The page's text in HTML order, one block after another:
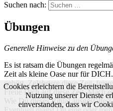
Suchen nach:
Übungen
Generelle Hinweise zu den
Es ist ratsam die Übungen
Zeit als kleine Oase nur für
gehört. Zelebriere diese Zeit,
Freue Dich auf diese Zeit. Mach
Wie Du dieses Ritual
Cookies erleichtern die
Nutzung unserer Dienste
einverstanden, dass wir